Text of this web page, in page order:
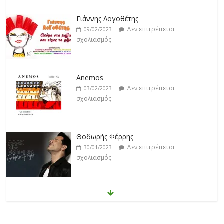
Γιάννης Λογοθέτης
09/02/2023
Δεν επιτρέπεται
σχολιασμός
Anemos
03/02/2023
Δεν επιτρέπεται
σχολιασμός
Θοδωρής Φέρρης
30/01/2023
Δεν επιτρέπεται
σχολιασμός
Νίκος Ζιώγαλας